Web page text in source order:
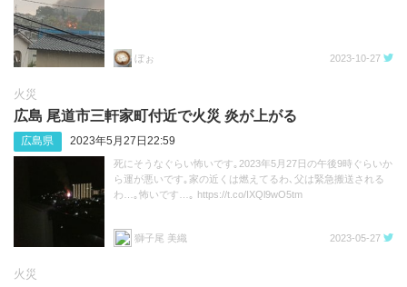
ぼぉ 2023-10-27
火災
広島 尾道市三軒家町付近で火災 炎が上がる
広島県 2023年5月27日22:59
死にそうなぐらい怖いです｡2023年5月27日の午後9時ぐらいか
ら運が悪いです｡家の近くは燃えてるわ､父は緊急搬送される
わ…｡怖いです…｡ https://t.co/IXQl9wO5tm
獅子尾 美織 2023-05-27
火災